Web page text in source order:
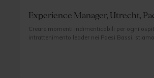
Experience Manager, Utrecht,
Creare momenti indimenticabili per ogni
intrattenimento leader nei Paesi Bassi,